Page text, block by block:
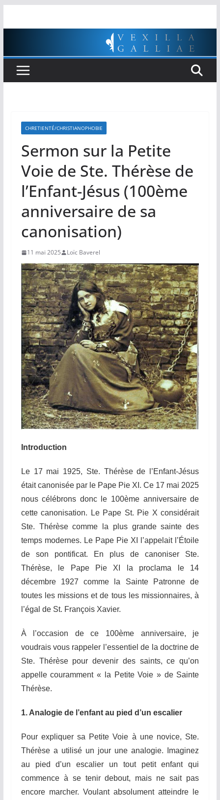
CHRETIENTÉ/CHRISTIANOPHOBIE
Sermon sur la Petite
Voie de Ste. Thérèse de
l’Enfant-Jésus (100ème
anniversaire de sa
canonisation)
11 mai 2025 Loïc Baverel
Introduction
Le 17 mai 1925, Ste. Thérèse de l’Enfant-Jésus
était canonisée par le Pape Pie XI. Ce 17 mai 2025
nous célébrons donc le 100ème anniversaire de
cette canonisation. Le Pape St. Pie X considérait
Ste. Thérèse comme la plus grande sainte des
temps modernes. Le Pape Pie XI l’appelait l’Étoile
de son pontificat. En plus de canoniser Ste.
Thérèse, le Pape Pie XI la proclama le 14
décembre 1927 comme la Sainte Patronne de
toutes les missions et de tous les missionnaires, à
l’égal de St. François Xavier.
À l’occasion de ce 100ème anniversaire, je
voudrais vous rappeler l’essentiel de la doctrine de
Ste. Thérèse pour devenir des saints, ce qu’on
appelle couramment « la PetiteVoie » de Sainte
Thérèse.
1. Analogie de l’enfant au pied d’un escalier
Pour expliquer sa Petite Voie à une novice, Ste.
Thérèse a utilisé un jour une analogie. Imaginez
au pied d’un escalier un tout petit enfant qui
commence à se tenir debout, mais ne sait pas
encore marcher. Voulant absolument atteindre le